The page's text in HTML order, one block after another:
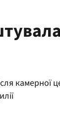
камерної